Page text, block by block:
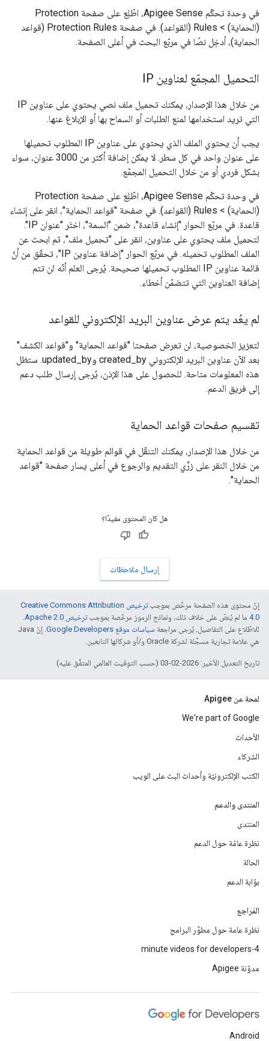
في وحدة تحكّم Apigee Sense، اطّلِع على صفحة Protection
(الحماية) > Rules (القواعد). في صفحة Protection Rules (قواعد
الحماية)، أدخِل نصًا في مربّع البحث في أعلى الصفحة.
التحميل المجمّع لعناوين IP
من خلال هذا الإصدار، يمكنك تحميل ملف نصي يحتوي على عناوين IP
التي تريد استخدامها لمنع الطلبات أو السماح بها أو الإبلاغ عنها.
يجب أن يحتوي الملف الذي يحتوي على عناوين IP المطلوب تحميلها
على عنوان واحد في كل سطر. لا يمكن إضافة أكثر من 3000 عنوان، سواء
بشكل فردي أو من خلال التحميل المجمّع.
في وحدة تحكّم Apigee Sense، اطّلِع على صفحة Protection
(الحماية) > Rules (القواعد). في صفحة "قواعد الحماية"، انقر على إنشاء
قاعدة. في مربّع الحوار "إنشاء قاعدة"، ضمن "السمة"، اختَر "عنوان IP".
لتحميل ملف يحتوي على عناوين، انقر على "تحميل ملف"، ثم ابحث عن
الملف المطلوب تحميله. في مربّع الحوار "إضافة عناوين IP"، تحقّق من أنّ
قائمة عناوين IP المطلوب تحميلها صحيحة. يُرجى العلم أنّه لن تتم
إضافة العناوين التي تتضمّن أخطاء.
لم يعُد يتم عرض عناوين البريد الإلكتروني للقواعد
لتعزيز الخصوصية، لن تعرض صفحتا "قواعد الحماية" و"قواعد الكشف"
بعد الآن عناوين البريد الإلكتروني created_by وupdated_by. ستظل
هذه المعلومات متاحة. للحصول على هذا الإذن، يُرجى إرسال طلب دعم
إلى فريق الدعم.
تقسيم صفحات قواعد الحماية
من خلال هذا الإصدار، يمكنك التنقّل في قوائم طويلة من قواعد الحماية
من خلال النقر على زرَّي التقديم والرجوع في أعلى يسار صفحة "قواعد
الحماية".
هل كان المحتوى مفيدًا؟
إرسال ملاحظات
إنّ محتوى هذه الصفحة مرخّص بموجب
ترخيص Creative Commons Attribution
4.0‏ ما لم يُنصّ على خلاف ذلك، ونماذج الرموز مرخّصة بموجبترخيص Apache 2.0‏
.
للاطّلاع على التفاصيل، يُرجى مراجعة سياسات موقع Google Developers‏
. إنّ Java
هي علامة تجارية مسجَّلة لشركة Oracle و/أو شركائها التابعين.
تاريخ التعديل الأخير: 2026-02-03 (حسب التوقيت العالمي المتفَّق عليه)
لمحة عن Apigee
We're part of Google
الأحداث
الشركاء
الكتب الإلكترونيّة وأحداث البث على الويب
المنتدى والدعم
المنتدى
نظرة عامّة حول الدعم
الحالة
بوّابة الدعم
المَراجع
نظرة عامة حول مطوِّر البرامج
4-minute videos for developers
مدوّنة Apigee
Android